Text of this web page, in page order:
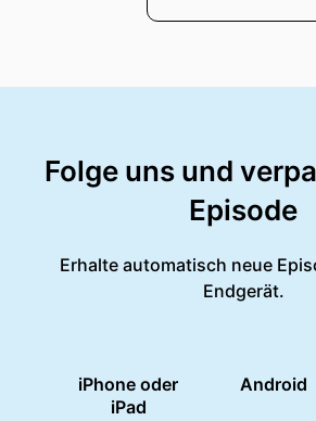
Folge uns und
Episode
Erhalte automatisch neue
Endgerät.
iPhone oder
iPad
Android